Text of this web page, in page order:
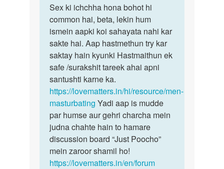
to
Me
sex
karna
chaha
ta
hu.
by
Mohd
younus
Sex
ki
ichchha
hona
bohot
hi…
Sex ki ichchha hona bohot hi
common hai, beta, lekin hum
ismein aapki koi sahayata nahi kar
sakte hai. Aap hastmethun try kar
saktay hain kyunki Hastmaithun ek
safe /surakshit tareek ahai apni
santushti karne ka.
https://lovematters.in/hi/resource/men-
masturbating Yadi aap is mudde
par humse aur gehri charcha mein
judna chahte hain to hamare
discussion board “Just Poocho”
mein zaroor shamil ho!
https://lovematters.in/en/forum